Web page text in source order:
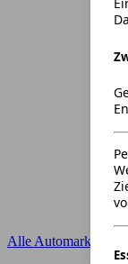
Alle Automarken